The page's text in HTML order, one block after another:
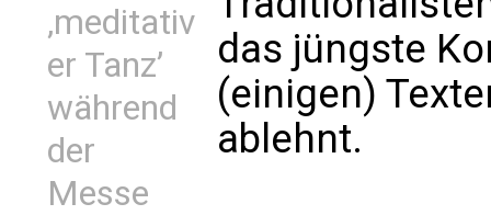
‚meditativ
er Tanz’
während
der
Messe
das jüngste
(einigen)
ablehnt.